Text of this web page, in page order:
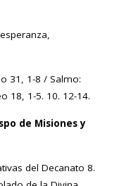
31, 1-8 / Salmo:
18, 1-5. 10. 12-14.
de Misiones y
del Decanato 8.